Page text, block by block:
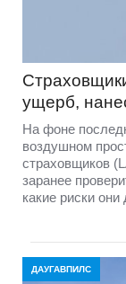
ущерб,
На фоне
воздушном
страховщиков
заранее
какие риски
ДАУГАВПИЛС